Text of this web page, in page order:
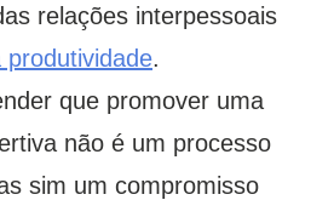
relações interpessoais
produtividade.
que promover uma
não é um processo
sim um compromisso